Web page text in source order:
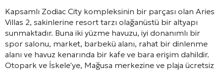
Kapsamlı Zodiac City kompleksinin bir parçası olan Aries
Villas 2, sakinlerine resort tarzı olağanüstü bir altyapı
sunmaktadır. Buna iki yüzme havuzu, iyi donanımlı bir
spor salonu, market, barbekü alanı, rahat bir dinlenme
alanı ve havuz kenarında bir kafe ve bara erişim dahildir.
Otopark ve İskele'ye, Mağusa merkezine ve plaja ücretsiz